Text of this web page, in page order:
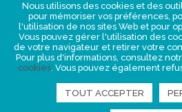
Une offre globale sur-mesure
Presse
RETROUVEZ-
Nous utilisons des cookies et des
pour mémoriser vos préférences,
l'utilisation de nos sites Web et pour
Vous pouvez gérer l'utilisation des
de votre navigateur et retirer votre
Pour plus d'informations, consultez
cookies. Vous pouvez également
TOUT ACCEPTER